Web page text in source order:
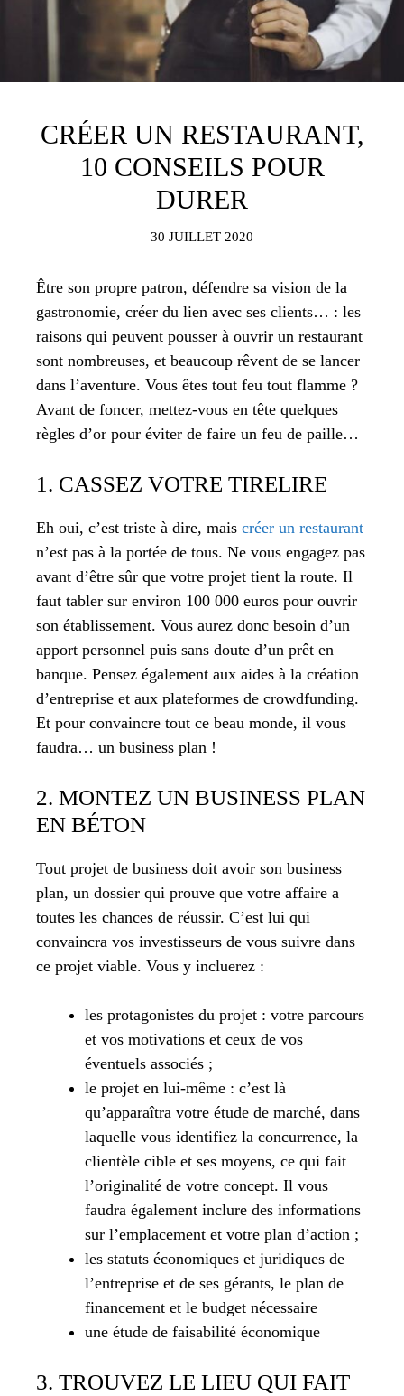
CRÉER UN RESTAURANT,
10 CONSEILS POUR
DURER
30 JUILLET 2020
Être son propre patron, défendre sa vision de la
gastronomie, créer du lien avec ses clients… : les
raisons qui peuvent pousser à ouvrir un restaurant
sont nombreuses, et beaucoup rêvent de se lancer
dans l’aventure. Vous êtes tout feu tout flamme ?
Avant de foncer, mettez-vous en tête quelques
règles d’or pour éviter de faire un feu de paille…
1. CASSEZ VOTRE TIRELIRE
Eh oui, c’est triste à dire, mais créer un restaurant
n’est pas à la portée de tous. Ne vous engagez pas
avant d’être sûr que votre projet tient la route. Il
faut tabler sur environ 100 000 euros pour ouvrir
son établissement. Vous aurez donc besoin d’un
apport personnel puis sans doute d’un prêt en
banque. Pensez également aux aides à la création
d’entreprise et aux plateformes de crowdfunding.
Et pour convaincre tout ce beau monde, il vous
faudra… un business plan !
2. MONTEZ UN BUSINESS PLAN
EN BÉTON
Tout projet de business doit avoir son business
plan, un dossier qui prouve que votre affaire a
toutes les chances de réussir. C’est lui qui
convaincra vos investisseurs de vous suivre dans
ce projet viable. Vous y incluerez :
les protagonistes du projet : votre parcours
et vos motivations et ceux de vos
éventuels associés ;
le projet en lui-même : c’est là
qu’apparaîtra votre étude de marché, dans
laquelle vous identifiez la concurrence, la
clientèle cible et ses moyens, ce qui fait
l’originalité de votre concept. Il vous
faudra également inclure des informations
sur l’emplacement et votre plan d’action ;
les statuts économiques et juridiques de
l’entreprise et de ses gérants, le plan de
financement et le budget nécessaire
une étude de faisabilité économique
3. TROUVEZ LE LIEU QUI FAIT